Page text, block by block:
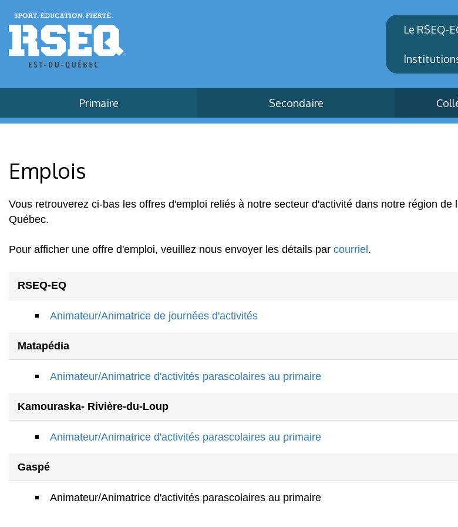
Le RSEQ-
Primaire Secondaire
Emplois
Vous retrouverez ci-bas les offres d'emploi reliés à notre secteur d'activité dans notre région de
Québec.
Pour afficher une offre d'emploi, veuillez nous envoyer les détails par courriel .
RSEQ-EQ
Animateur/Animatrice de journées d'activités
Matapédia
Animateur/Animatrice d'activités parascolaires au primaire
Kamouraska- Rivière-du-Loup
Animateur/Animatrice d'activités parascolaires au primaire
Gaspé
Animateur/Animatrice d'activités parascolaires au primaire